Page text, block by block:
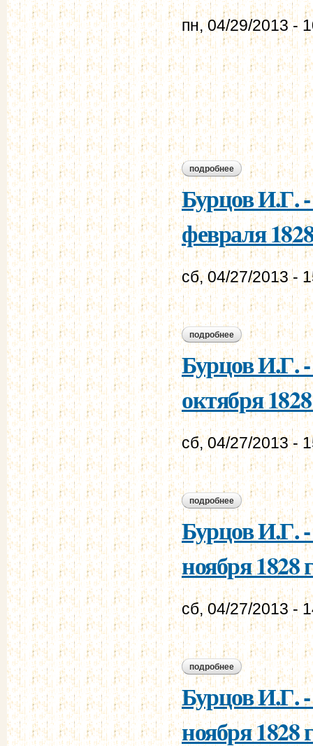
пн, 04/29/2013 -
подробнее о бурцов и.г. -
Бурцов И.Г.
февраля
сб, 04/27/2013 -
подробнее о бурцов и.г. -
Бурцов И.Г.
октября
сб, 04/27/2013 -
подробнее о бурцов и.г. -
Бурцов И.Г.
ноября 1828
сб, 04/27/2013 -
подробнее о бурцов и.г. -
Бурцов И.Г.
ноября 1828